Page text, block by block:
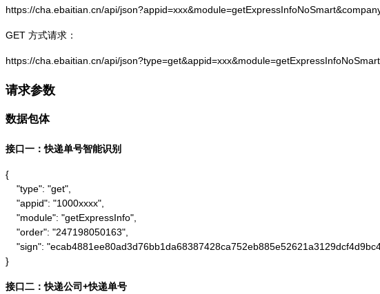
https://cha.ebaitian.cn/api/
GET 方式请求：
https://cha.ebaitian.cn/api/
请求参数
数据包体
接口一：快递单号智能识别
{
    "type": "get",
    "appid": "1000xxxx",
    "module": "getExpressInfo",
    "order": "247198050163",
"sign":
}
接口二：快递公司+快递单号